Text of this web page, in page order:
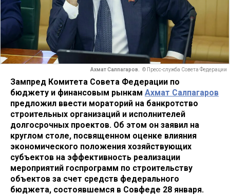
Ахмат Салпагаров. © Пресс-служба Совета Федерации
Зампред Комитета Совета Федерации по
бюджету и финансовым рынкам Ахмат Салпагаров
предложил ввести мораторий на банкротство
строительных организаций и исполнителей
долгосрочных проектов. Об этом он заявил на
круглом столе, посвященном оценке влияния
экономического положения хозяйствующих
субъектов на эффективность реализации
мероприятий госпрограмм по строительству
объектов за счет средств федерального
бюджета, состоявшемся в Совфеде 28 января.